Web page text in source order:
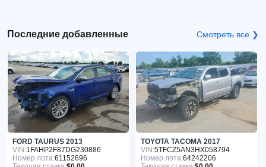
Последние добавленные Смотреть все ❯
FORD TAURUS 2013
VIN:1FAHP2F87DG230886
Номер лота:61152696
TOYOTA TACOMA 2017
VIN:5TFCZ5AN3HX058794
Номер лота:64242206